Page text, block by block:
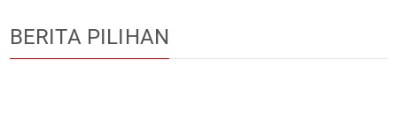
BERITA PILIHAN